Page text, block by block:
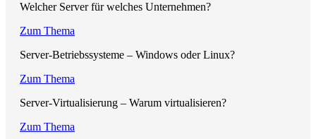
Welcher Server für welches Unternehmen?
Zum Thema
Server-Betriebssysteme – Windows oder Linux?
Zum Thema
Server-Virtualisierung – Warum virtualisieren?
Zum Thema